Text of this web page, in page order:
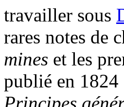
travailler sous
rares notes de
mines et les
publié en 1824